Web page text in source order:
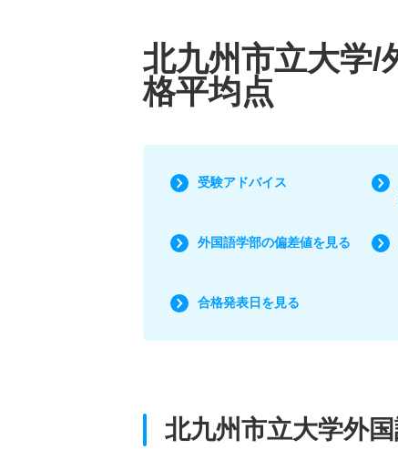
北九州市立大学/
格平均点
受験アドバイス
外国語学部の偏差値を見る
合格発表日を見る
北九州市立大学外